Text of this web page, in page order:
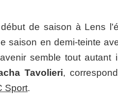
de saison à Lens
saison en demi-teinte
semble tout
Tavolieri,
Sport.